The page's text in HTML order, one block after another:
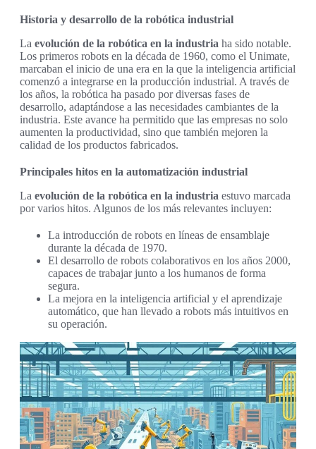
Historia y desarrollo de la robótica industrial
La evolución de la robótica en la industria ha sido notable.
Los primeros robots en la década de 1960, como el Unimate,
marcaban el inicio de una era en la que la inteligencia artificial
comenzó a integrarse en la producción industrial. A través de
los años, la robótica ha pasado por diversas fases de
desarrollo, adaptándose a las necesidades cambiantes de la
industria. Este avance ha permitido que las empresas no solo
aumenten la productividad, sino que también mejoren la
calidad de los productos fabricados.
Principales hitos en la automatización industrial
La evolución de la robótica en la industria estuvo marcada
por varios hitos. Algunos de los más relevantes incluyen:
La introducción de robots en líneas de ensamblaje
durante la década de 1970.
El desarrollo de robots colaborativos en los años 2000,
capaces de trabajar junto a los humanos de forma
segura.
La mejora en la inteligencia artificial y el aprendizaje
automático, que han llevado a robots más intuitivos en
su operación.